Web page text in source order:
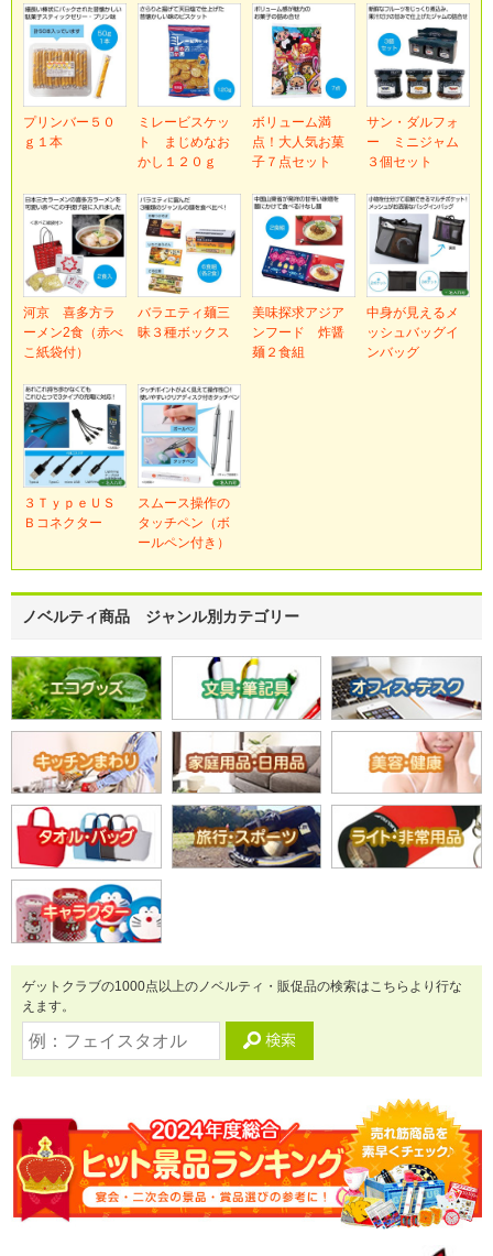
プリンバー５０
ｇ１本
ミレービスケッ
ト まじめなお
かし１２０ｇ
ボリューム満
点！大人気お菓
子７点セット
サン・ダルフォ
ー ミニジャム
３個セット
河京 喜多方ラ
ーメン2食（赤べ
こ紙袋付）
バラエティ麺三
昧３種ボックス
美味探求アジア
ンフード 炸醤
麺２食組
中身が見えるメ
ッシュバッグイ
ンバッグ
３ＴｙｐｅＵＳ
Ｂコネクター
スムース操作の
タッチペン（ボ
ールペン付き）
ノベルティ商品 ジャンル別カテゴリー
ゲットクラブの1000点以上のノベルティ・販促品の検索はこちらより行な
えます。